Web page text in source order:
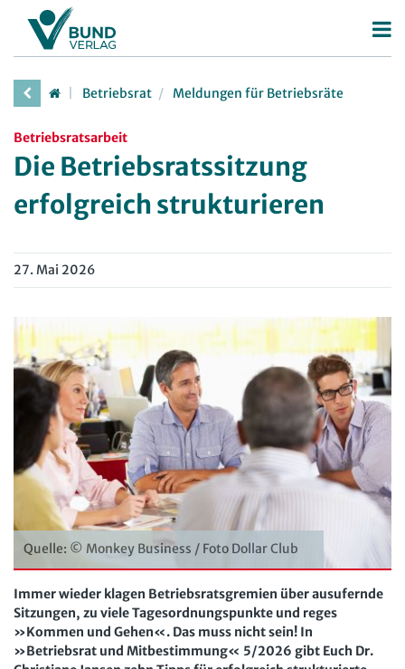
Betriebsrat
Betriebsratsarbeit
Mitbestimmung
Arbeitsschutz
Personalrat
Deutscher Personalräte-Preis
Personalratsarbeit
Personalvertretungsrecht
TVöD | TV-L
Arbeitsschutz
Beschäftigtendatenschutz
JAV
Arbeit in der JAV
SBV
Arbeit in der SBV
MAV
Arbeit in der MAV
Bücher
Zeitschriften
Der Personalrat
Computer und Arbeit
Fachmodule
Betriebsratswissen online
Beschäftigtendatenschutz online
Software
Newsletter
Betriebsrat Meldungen für Betriebsräte
Betriebsratsarbeit
Die Betriebsratssitzung
erfolgreich strukturieren
27. Mai 2026
Quelle: © Monkey Business / Foto Dollar Club
Immer wieder klagen Betriebsratsgremien über ausufernde
Sitzungen, zu viele Tagesordnungspunkte und reges
»Kommen und Gehen«. Das muss nicht sein! In
»Betriebsrat und Mitbestimmung« 5/2026 gibt Euch Dr.